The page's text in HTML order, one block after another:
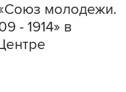
молодежи.
- 1914» в